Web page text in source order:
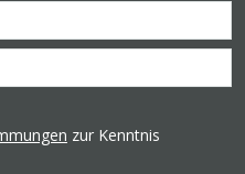
zur Kenntnis